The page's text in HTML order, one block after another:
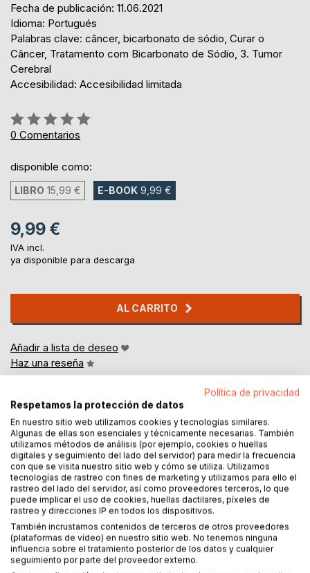
Fecha de publicación: 11.06.2021
Idioma: Portugués
Palabras clave: câncer, bicarbonato de sódio, Curar o
Câncer, Tratamento com Bicarbonato de Sódio, 3. Tumor
Cerebral
Accesibilidad: Accesibilidad limitada
Rating:
0%
0 Comentarios
disponible como:
LIBRO 15,99 € E-BOOK 9,99 €
9,99 €
IVA incl.
ya disponible para descarga
AL CARRITO
Añadir a lista de deseo
Haz una reseña
DESCRIPCIÓN
As taxas de câncer estão aumentando no mundo todo,
com um relatório de 2012 da Organização Mundial da
Saúde afirmando que haverá 14 milhões de novos casos a
cada ano, com 8.2 milhões de mortes relacionadas ao
câncer. Estes números astronômicos tornam o câncer uma
Política de privacidad
Respetamos la protección de datos
En nuestro sitio web utilizamos cookies y tecnologías similares.
Algunas de ellas son esenciales y técnicamente necesarias. También
utilizamos métodos de análisis (por ejemplo, cookies o huellas
digitales y seguimiento del lado del servidor) para medir la frecuencia
con que se visita nuestro sitio web y cómo se utiliza. Utilizamos
tecnologías de rastreo con fines de marketing y utilizamos para ello el
rastreo del lado del servidor, así como proveedores terceros, lo que
puede implicar el uso de cookies, huellas dactilares, píxeles de
rastreo y direcciones IP en todos los dispositivos.
También incrustamos contenidos de terceros de otros proveedores
(plataformas de vídeo) en nuestro sitio web. No tenemos ninguna
influencia sobre el tratamiento posterior de los datos y cualquier
seguimiento por parte del proveedor externo.